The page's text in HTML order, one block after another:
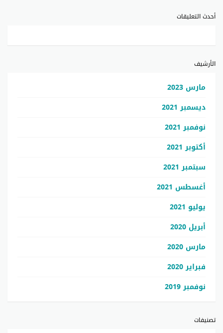
أحدث التعليقات
الأرشيف
مارس 2023
ديسمبر 2021
نوفمبر 2021
أكتوبر 2021
سبتمبر 2021
أغسطس 2021
يوليو 2021
أبريل 2020
مارس 2020
فبراير 2020
نوفمبر 2019
تصنيفات